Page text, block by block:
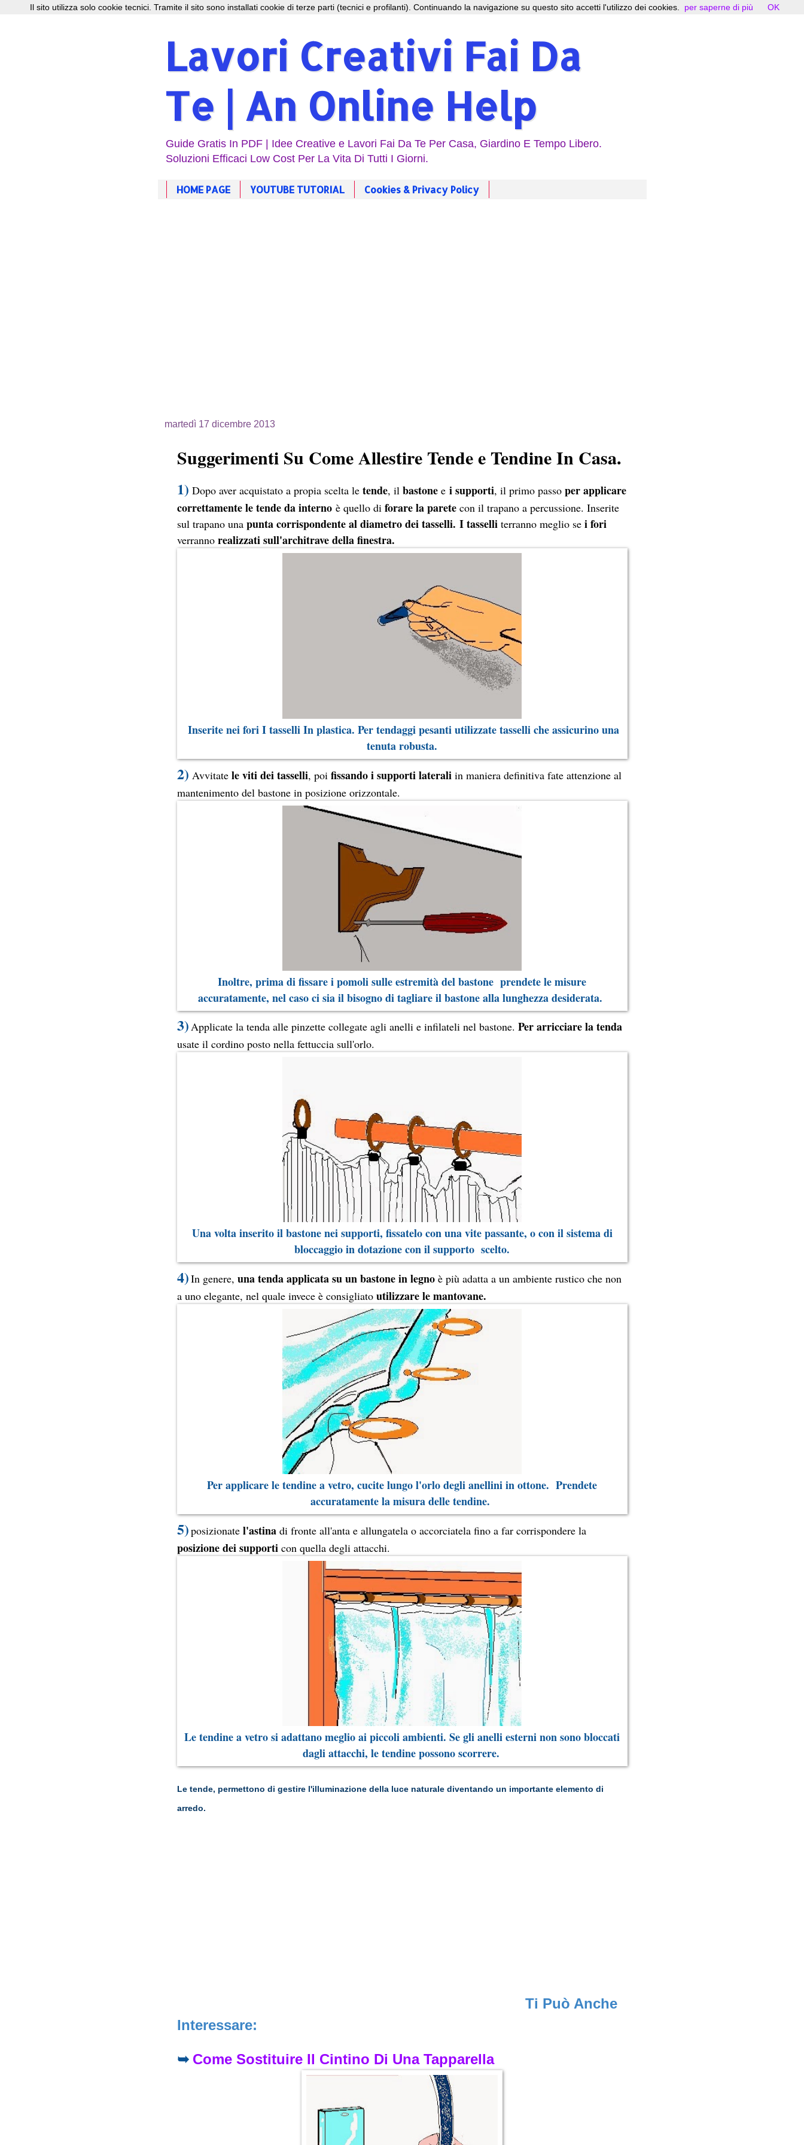
Lavori Creativi Fai Da
Te | An Online Help
Guide Gratis In PDF | Idee Creative e Lavori Fai Da Te Per Casa, Giardino E Tempo Libero.
Soluzioni Efficaci Low Cost Per La Vita Di Tutti I Giorni.
HOME PAGE YOUTUBE TUTORIAL Cookies & Privacy Policy
martedì 17 dicembre 2013
Suggerimenti Su Come Allestire Tende e Tendine In Casa.
1) Dopo aver acquistato a propia scelta le tende, il bastonee i supporti, il primo passo per applicare
correttamente le tende da internoè quello di forare la paretecon il trapano a percussione. Inserite
sul trapano una punta corrispondente al diametro dei tasselli. I tasselliterranno meglio sei fori
verrannorealizzati sull'architrave della finestra.
Inserite nei fori I tasselli In plastica. Per tendaggi pesanti utilizzate tasselli che assicurino una
tenuta robusta.
2) Avvitate le viti dei tasselli, poi fissando i supporti laterali in maniera definitiva fate attenzione al
mantenimento del bastone in posizione orizzontale.
Inoltre, prima di fissare i pomoli sulle estremità del bastone prendete le misure
accuratamente, nel caso ci sia il bisogno di tagliare il bastone alla lunghezza desiderata.
3)Applicate la tenda alle pinzette collegate agli anelli e infilateli nel bastone. Per arricciare la tenda
usate il cordino posto nella fettuccia sull'orlo.
Una volta inserito il bastone nei supporti, fissatelo con una vite passante, o con il sistema di
bloccaggio in dotazione con il supporto scelto.
4)In genere, una tenda applicata su un bastone in legnoè più adatta a un ambiente rustico che non
a uno elegante, nel quale invece è consigliatoutilizzare le mantovane.
Per applicare le tendine a vetro, cucite lungo l'orlo degli anellini in ottone. Prendete
accuratamente la misura delle tendine.
5)posizionatel'astinadi fronte all'anta e allungatela o accorciatela fino a far corrispondere la
posizione dei supporticon quella degli attacchi.
Le tendine a vetro si adattano meglio ai piccoli ambienti. Se gli anelli esterni non sono bloccati
dagli attacchi, le tendine possono scorrere.
Le tende, permettono di gestire l'illuminazione della luce naturale diventando un importante elemento di
arredo.
Ti Può Anche
Interessare:
➥ Come Sostituire Il Cintino Di Una Tapparella
Il sito utilizza solo cookie tecnici. Tramite il sito sono installati cookie di terze parti (tecnici e profilanti). Continuando la navigazione su questo sito accetti l'utilizzo dei cookies. per saperne di più OK